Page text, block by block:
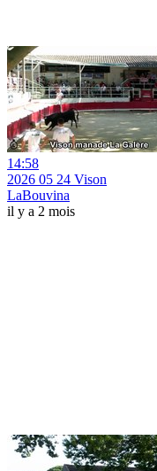
14:58
2026 05 24 Vison
LaBouvina
il y a 2 mois